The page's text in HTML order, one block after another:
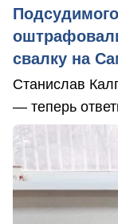
свалку на
Станислав
— теперь